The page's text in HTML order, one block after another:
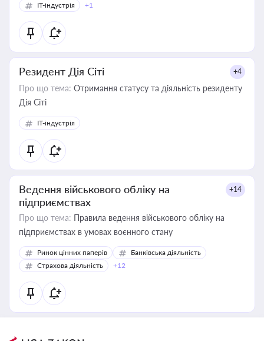
IT-індустрія
+1
Резидент Дія Сіті +4
Про що тема: Отримання статусу та діяльність резиденту
Дія Сіті
IT-індустрія
Ведення військового обліку на
підприємствах
+14
Про що тема: Правила ведення військового обліку на
підприємствах в умовах воєнного стану
Ринок цінних паперів
Банківська діяльність
Страхова діяльність
+12